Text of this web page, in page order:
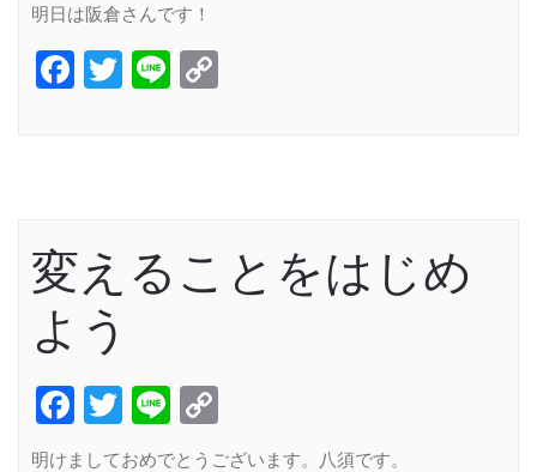
明日は阪倉さんです！
Facebook
Twitter
Line
変えることをはじめ
よう
Facebook
Twitter
Line
Link
明けましておめでとうございます。八須です。